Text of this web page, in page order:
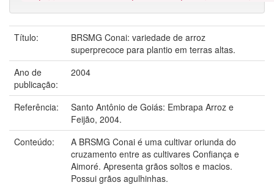
Título:
BRSMG Conai: variedade de arroz
superprecoce para plantio em terras altas.
Ano de
publicação:
2004
Referência:
Santo Antônio de Goiás: Embrapa Arroz e
Feijão, 2004.
Conteúdo:
A BRSMG Conai é uma cultivar oriunda do
cruzamento entre as cultivares Confiança e
Aimoré. Apresenta grãos soltos e macios.
Possui grãos agulhinhas.